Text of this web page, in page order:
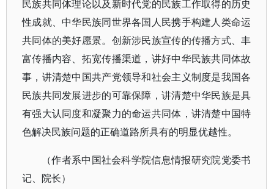
民族共同体理论以及新时代党的民族工作取得的历史
性成就、中华民族同世界各国人民携手构建人类命运
共同体的美好愿景。创新涉民族宣传的传播方式、丰
富传播内容、拓宽传播渠道，讲好中华民族共同体故
事，讲清楚中国共产党领导和社会主义制度是我国各
民族共同发展进步的可靠保障，讲清楚中华民族是具
有强大认同度和凝聚力的命运共同体，讲清楚中国特
色解决民族问题的正确道路所具有的明显优越性。
（作者系中国社会科学院信息情报研究院党委书
记、院长）